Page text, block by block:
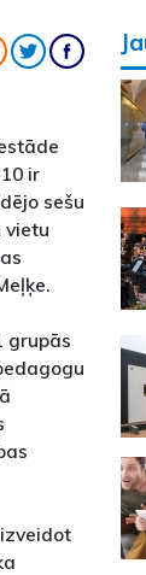
ir
sešu
vietu
grupās